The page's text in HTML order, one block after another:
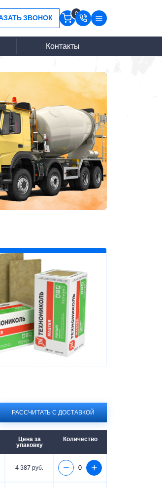
ЗВОНОК
0
Контакты
РАССЧИТАТЬ С ДОСТАВКОЙ
Цена за
упаковку
Количество
4 387 руб.